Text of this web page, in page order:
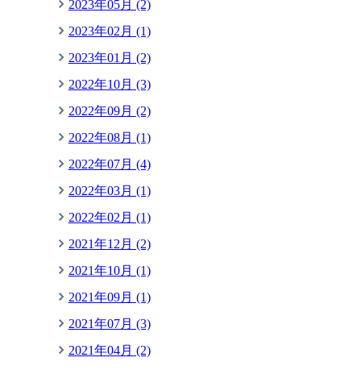
2023年05月 (2)
2023年02月 (1)
2023年01月 (2)
2022年10月 (3)
2022年09月 (2)
2022年08月 (1)
2022年07月 (4)
2022年03月 (1)
2022年02月 (1)
2021年12月 (2)
2021年10月 (1)
2021年09月 (1)
2021年07月 (3)
2021年04月 (2)